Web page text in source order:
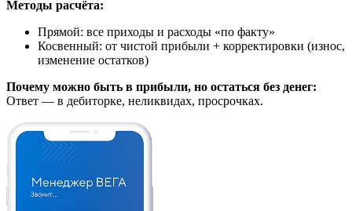
Методы расчёта:
Прямой: все приходы и расходы «по факту»
Косвенный: от чистой прибыли + корректировки (износ,
изменение остатков)
Почему можно быть в прибыли, но остаться без денег:
Ответ — в дебиторке, неликвидах, просрочках.